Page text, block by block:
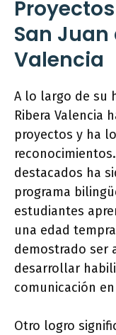
San Juan
Valencia
A lo largo de su
Ribera Valencia
proyectos y ha
destacados ha
programa
estudiantes
una edad
demostrado ser
desarrollar
comunicación
Otro logro